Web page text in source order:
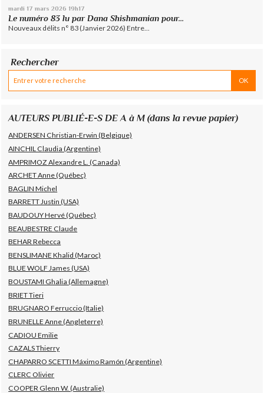
mardi 17 mars 2026 19h17
Le numéro 83 lu par Dana Shishmanian pour...
Nouveaux délits n° 83 (Janvier 2026) Entre...
Rechercher
AUTEURS PUBLIÉ-E-S DE A à M (dans la revue papier)
ANDERSEN Christian-Erwin (Belgique)
AINCHIL Claudia (Argentine)
AMPRIMOZ Alexandre L. (Canada)
ARCHET Anne (Québec)
BAGLIN Michel
BARRETT Justin (USA)
BAUDOUY Hervé (Québec)
BEAUBESTRE Claude
BEHAR Rebecca
BENSLIMANE Khalid (Maroc)
BLUE WOLF James (USA)
BOUSTAMI Ghalia (Allemagne)
BRIET Tieri
BRUGNARO Ferruccio (Italie)
BRUNELLE Anne (Angleterre)
CADIOU Emilie
CAZALS Thierry
CHAPARRO SCETTI Máximo Ramón (Argentine)
CLERC Olivier
COOPER Glenn W. (Australie)